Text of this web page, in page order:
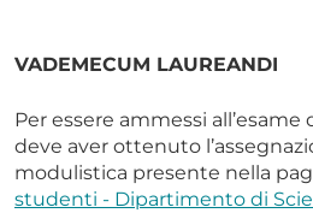
VADEMECUM LAUREANDI
Per essere ammessi
deve aver ottenuto
modulistica presente nella
studenti - Dipartimento di